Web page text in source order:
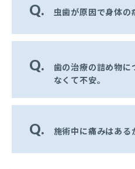
Q. 虫歯が原因で身体の
Q.
歯の治療の詰め物に
なくて不安。
Q. 施術中に痛みはある